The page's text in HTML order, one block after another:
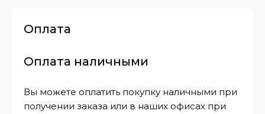
Оплата
Оплата наличными
Вы можете оплатить покупку наличными при
получении заказа или в наших офисах при